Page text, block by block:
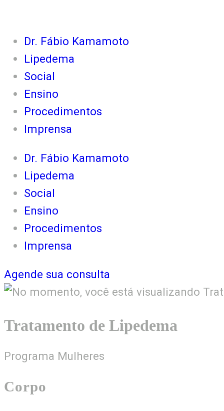
conteúdo
Dr. Fábio Kamamoto
Lipedema
Social
Ensino
Procedimentos
Imprensa
Dr. Fábio Kamamoto
Lipedema
Social
Ensino
Procedimentos
Imprensa
Agende sua consulta
Tratamento de Lipedema
Programa Mulheres
Corpo